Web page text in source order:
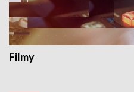
Filmy